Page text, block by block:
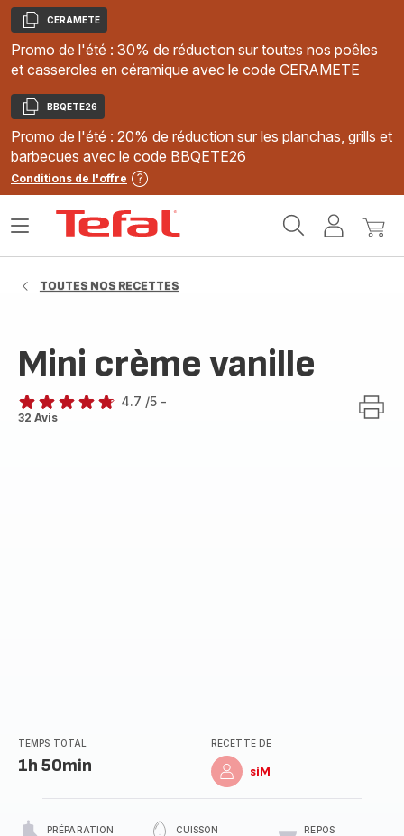
Copier
CERAMETE
Promo de l'été : 30% de réduction sur toutes nos poêles
et casseroles en céramique avec le code CERAMETE
Copier
BBQETE26
Promo de l'été : 20% de réduction sur les planchas, grills et
barbecues avec le code BBQETE26
Conditions de l'offre
MonMon
Ouvrir
TOUTES NOS RECETTES
Mini crème vanille
ratings.4.7
4.7 /5 -
32 Avis
TEMPS TOTAL
1h 50min
RECETTE DE
siM
PRÉPARATION CUISSON REPOS